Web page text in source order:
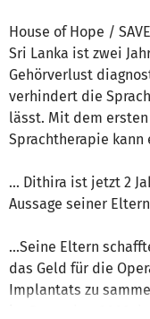
House of Hope /
Sri Lanka ist zwei
Gehörverlust
verhindert die
lässt. Mit dem
Sprachtherapie kann
... Dithira ist jetzt 2
Aussage seiner
...Seine Eltern
das Geld für die
Implantats zu